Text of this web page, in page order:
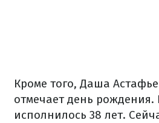
Кроме того, Даша
отмечает день рождения.
исполнилось 38 лет.